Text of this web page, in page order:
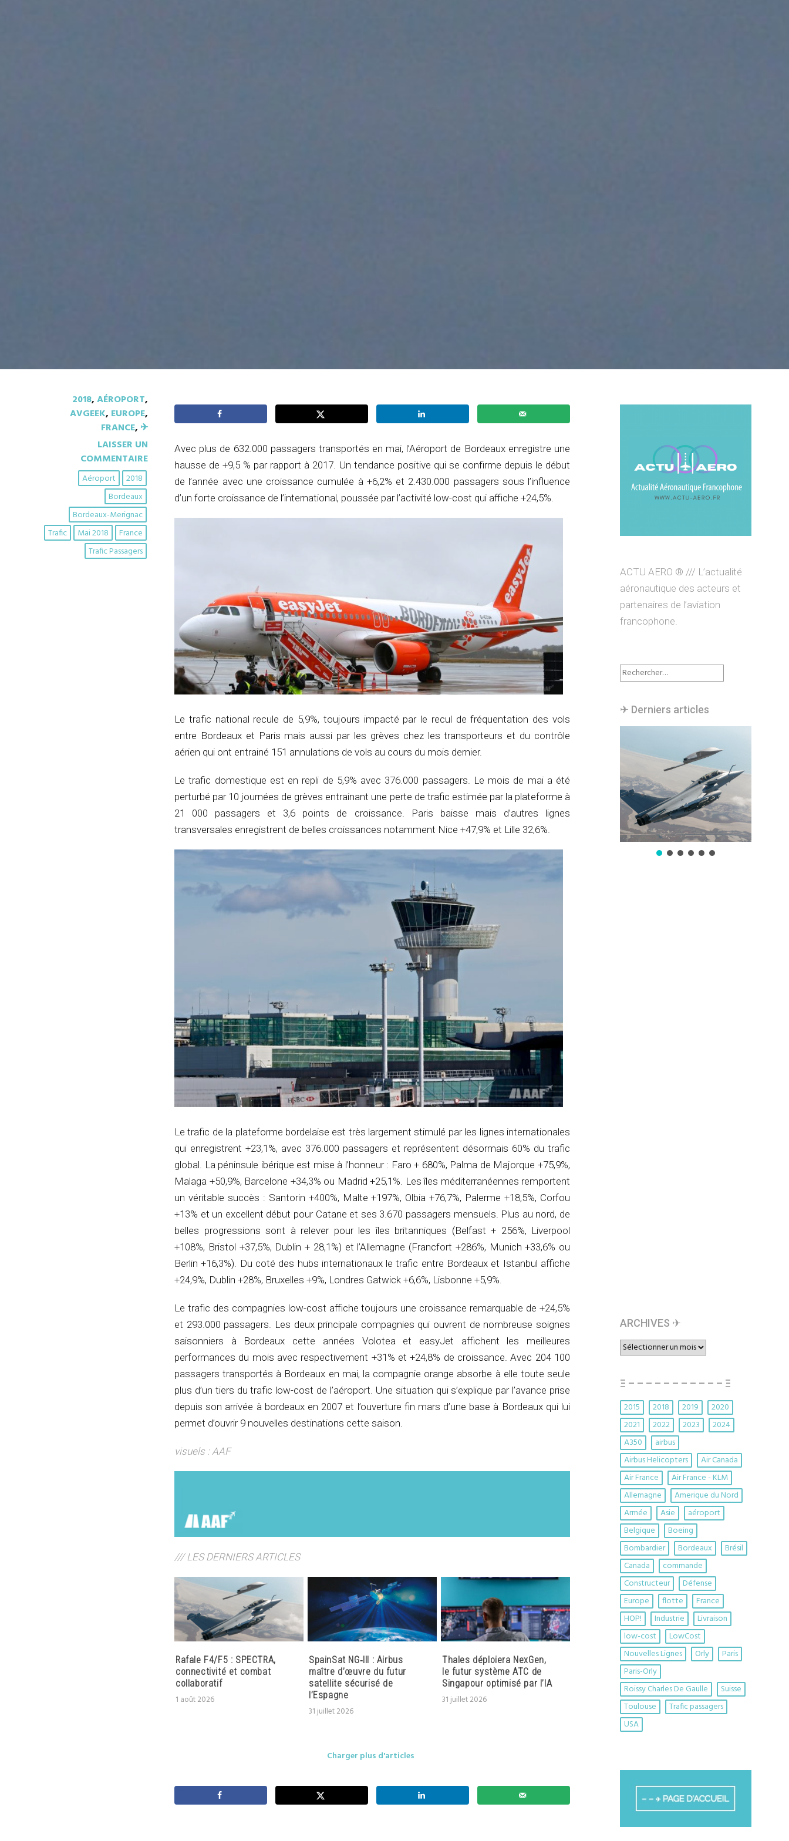
2018,AÉROPORT,
AVGEEK, EUROPE,
FRANCE, ✈︎
LAISSER UN
COMMENTAIRE
2018
Aéroport
Bordeaux
Bordeaux-Merignac
France
Mai 2018
Trafic
Trafic Passagers
Avec plus de 632.000 passagers transportés en mai, l’Aéroport de Bordeaux enregistre une
hausse de +9,5 % par rapport à 2017. Un tendance positive qui se confirme depuis le début
de l’année avec une croissance cumulée à +6,2% et 2.430.000 passagers sous l’influence
d’un forte croissance de l’international, poussée par l’activité low-cost qui affiche +24,5%.
Le trafic national recule de 5,9%, toujours impacté par le recul de fréquentation des vols
entre Bordeaux et Paris mais aussi par les grèves chez les transporteurs et du contrôle
aérien qui ont entrainé 151 annulations de vols au cours du mois dernier.
Le trafic domestique est en repli de 5,9% avec 376.000 passagers. Le mois de mai a été
perturbé par 10 journées de grèves entrainant une perte de trafic estimée par la plateforme à
21 000 passagers et 3,6 points de croissance. Paris baisse mais d’autres lignes
transversales enregistrent de belles croissances notamment Nice +47,9% et Lille 32,6%.
Le trafic de la plateforme bordelaise est très largement stimulé par les lignes internationales
qui enregistrent +23,1%, avec 376.000 passagers et représentent désormais 60% du trafic
global. La péninsule ibérique est mise à l’honneur : Faro + 680%, Palma de Majorque +75,9%,
Malaga +50,9%, Barcelone +34,3% ou Madrid +25,1%. Les îles méditerranéennes remportent
un véritable succès : Santorin +400%, Malte +197%, Olbia +76,7%, Palerme +18,5%, Corfou
+13% et un excellent début pour Catane et ses 3.670 passagers mensuels. Plus au nord, de
belles progressions sont à relever pour les îles britanniques (Belfast + 256%, Liverpool
+108%, Bristol +37,5%, Dublin + 28,1%) et l’Allemagne (Francfort +286%, Munich +33,6% ou
Berlin +16,3%). Du coté des hubs internationaux le trafic entre Bordeaux et Istanbul affiche
+24,9%, Dublin +28%, Bruxelles +9%, Londres Gatwick +6,6%, Lisbonne +5,9%.
Le trafic des compagnies low-cost affiche toujours une croissance remarquable de +24,5%
et 293.000 passagers. Les deux principale compagnies qui ouvrent de nombreuse soignes
saisonniers à Bordeaux cette années Volotea et easyJet affichent les meilleures
performances du mois avec respectivement +31% et +24,8% de croissance. Avec 204 100
passagers transportés à Bordeaux en mai, la compagnie orange absorbe à elle toute seule
plus d’un tiers du trafic low-cost de l’aéroport. Une situation qui s’explique par l’avance prise
depuis son arrivée à bordeaux en 2007 et l’ouverture fin mars d’une base à Bordeaux qui lui
permet d’ouvrir 9 nouvelles destinations cette saison.
visuels : AAF
/// LES DERNIERS ARTICLES
Rafale F4/F5 : SPECTRA,
connectivité et combat
collaboratif
1 août 2026
SpainSat NG‑III : Airbus
maître d’œuvre du futur
satellite sécurisé de
l’Espagne
31 juillet 2026
Thales déploiera NexGen,
le futur système ATC de
Singapour optimisé par l’IA
31 juillet 2026
Charger plus d'articles
ACTU AERO ® /// L’actualité
aéronautique des acteurs et
partenaires de l’aviation
francophone.
Rechercher :
✈︎ Derniers articles
ARCHIVES ✈︎
ARCHIVES
✈︎
Ξ – – – – – – – – – – – Ξ
2015 2018 2019
2020
2021
2022 2023
2024
A350
airbus
Airbus Helicopters
Air Canada
Air France
Air France - KLM
Allemagne
Amerique du Nord
Armée
Asie
aéroport
Belgique
Boeing
Bombardier
Bordeaux
Brésil
Canada
commande
Constructeur
Défense
Europe
flotte
France
HOP!
Industrie
Livraison
low-cost
LowCost
Nouvelles Lignes
Orly
Paris
Paris-Orly
Roissy Charles De Gaulle
Suisse
Toulouse
Trafic passagers
USA